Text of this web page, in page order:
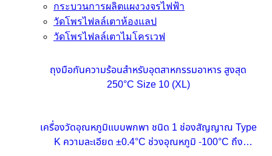
กระบวนการผลิตแผงวงจรไฟฟ้า
วัดโพรไฟลล์เตาห้องแลป
วัดโพรไฟลล์เตาไมโครเวฟ
ถุงมือกันความร้อนสำหรับอุตสาหกรรมอาหาร สูงสุด
250°C Size 10 (XL)
เครื่องวัดอุณหภูมิแบบพกพา ชนิด 1 ช่องสัญญาณ Type
K ความละเอียด ±0.4°C ช่วงอุณหภูมิ -100°C ถึง